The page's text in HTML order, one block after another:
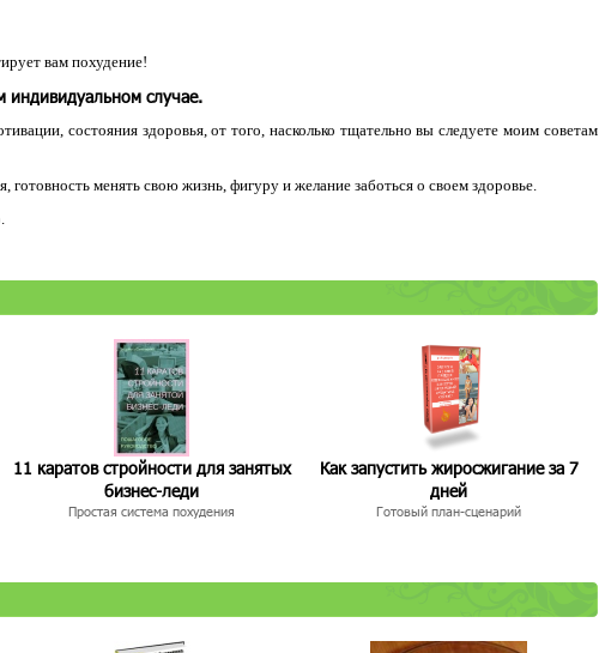
вам похудение!
индивидуальном случае.
состояния здоровья, от того, насколько тщательно вы следуете моим советам
готовность менять свою жизнь, фигуру и желание заботься о своем здоровье.
11 каратов стройности для занятых
бизнес-леди
Простая система похудения
Как запустить жиросжигание за 7
дней
Готовый план-сценарий